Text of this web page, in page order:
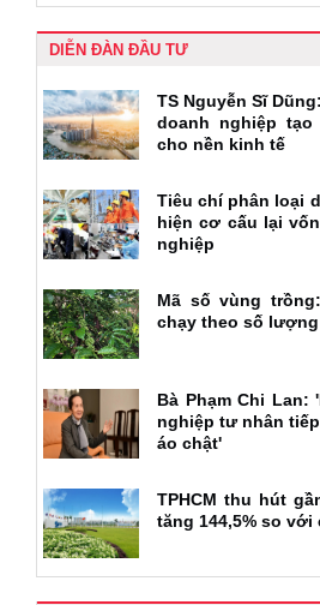
DIỄN ĐÀN ĐẦU TƯ
TS Nguyễn Sĩ
doanh nghiệp
cho nền kinh tế
Tiêu chí phân loại
hiện cơ cấu lại
nghiệp
Mã số vùng
chạy theo số lượng
Bà Phạm Chi Lan:
nghiệp tư nhân
áo chật'
TPHCM thu hút
tăng 144,5% so với